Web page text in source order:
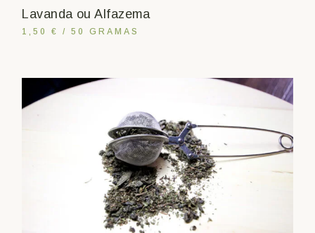
Lavanda ou Alfazema
1,50 € / 50 GRAMAS